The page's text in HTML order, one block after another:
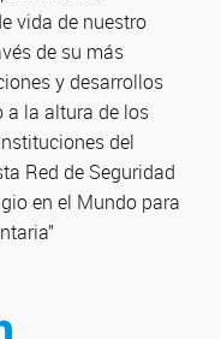
vida de nuestro
de su más
y desarrollos
a la altura de los
del
Red de Seguridad
en el Mundo para
en LinkedIn